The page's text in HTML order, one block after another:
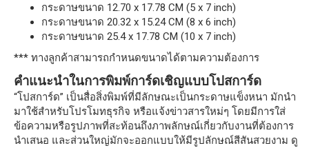
กระดาษขนาด 12.70 x 17.78 CM (5 x 7 inch)
กระดาษขนาด 20.32 x 15.24 CM (8 x 6 inch)
กระดาษขนาด 25.4 x 17.78 CM (10 x 7 inch)
*** ทางลูกค้าสามารถกำหนดขนาดได้ตามความต้องการ
คำแนะนำในการพิมพ์การ์ดเชิญแบบโปสการ์ด
“โปสการ์ด” เป็นสื่อสิ่งพิมพ์ที่มีลักษณะเป็นกระดาษแข็งหนา มักนำ
มาใช้สำหรับโปรโมทธุรกิจ หรือแจ้งข่าวสารใหม่ๆ โดยมีการใส่
ข้อความหรือรูปภาพที่สะท้อนถึงภาพลักษณ์เกี่ยวกับงานที่ต้องการ
นำเสนอ และส่วนใหญ่มักจะออกแบบให้มีรูปลักษณ์สีสันสวยงาม ดู